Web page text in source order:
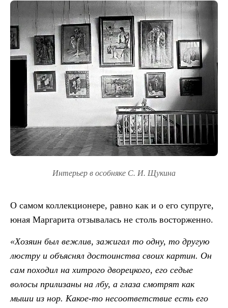
Интерьер в особняке С. И. Щукина
О самом коллекционере, равно как и о его супруге,
юная Маргарита отзывалась не столь восторженно.
«Хозяин был вежлив, зажигал то одну, то другую
люстру и объяснял достоинства своих картин. Он
сам походил на хитрого дворецкого, его седые
волосы прилизаны на лбу, а глаза смотрят как
мыши из нор. Какое-то несоответствие есть его